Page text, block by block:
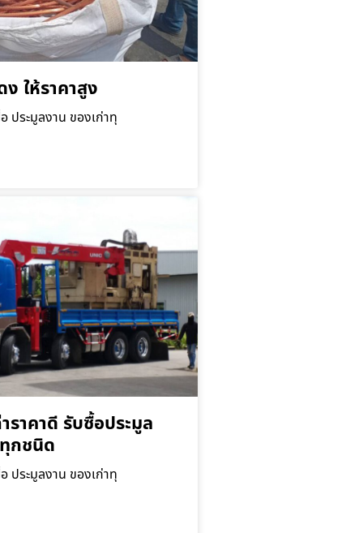
ให้ราคาสูง
ประมูลงาน ของเก่าทุ
ราคาดี รับซื้อประมูล
กชนิด
ประมูลงาน ของเก่าทุ